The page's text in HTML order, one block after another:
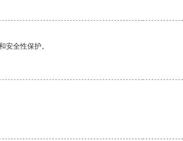
安全性保护。